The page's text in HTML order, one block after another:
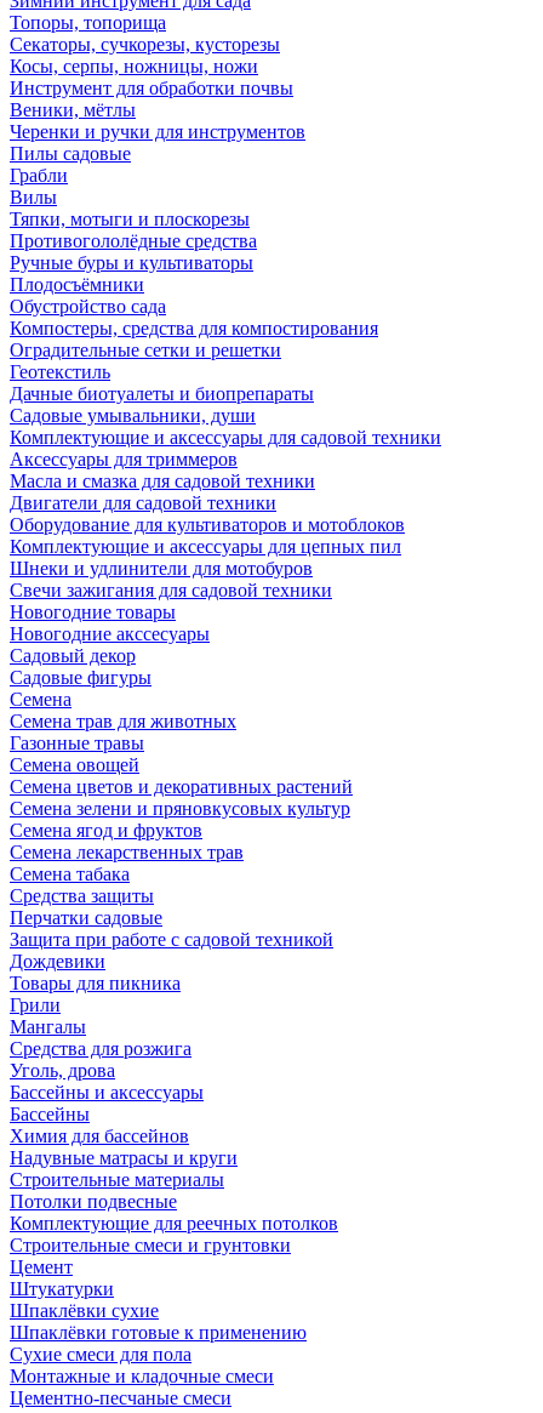
Топоры, топорища
Секаторы, сучкорезы, кусторезы
Косы, серпы, ножницы, ножи
Инструмент для обработки почвы
Веники, мётлы
Черенки и ручки для инструментов
Пилы садовые
Грабли
Вилы
Тяпки, мотыги и плоскорезы
Противогололёдные средства
Ручные буры и культиваторы
Плодосъёмники
Обустройство сада
Компостеры, средства для компостирования
Оградительные сетки и решетки
Геотекстиль
Дачные биотуалеты и биопрепараты
Садовые умывальники, души
Комплектующие и аксессуары для садовой техники
Аксессуары для триммеров
Масла и смазка для садовой техники
Двигатели для садовой техники
Оборудование для культиваторов и мотоблоков
Комплектующие и аксессуары для цепных пил
Шнеки и удлинители для мотобуров
Свечи зажигания для садовой техники
Новогодние товары
Новогодние акссесуары
Садовый декор
Садовые фигуры
Семена
Семена трав для животных
Газонные травы
Семена овощей
Семена цветов и декоративных растений
Семена зелени и пряновкусовых культур
Семена ягод и фруктов
Семена лекарственных трав
Семена табака
Средства защиты
Перчатки садовые
Защита при работе с садовой техникой
Дождевики
Товары для пикника
Грили
Мангалы
Средства для розжига
Уголь, дрова
Бассейны и аксессуары
Бассейны
Химия для бассейнов
Надувные матрасы и круги
Строительные материалы
Потолки подвесные
Комплектующие для реечных потолков
Строительные смеси и грунтовки
Цемент
Штукатурки
Шпаклёвки сухие
Шпаклёвки готовые к применению
Сухие смеси для пола
Монтажные и кладочные смеси
Цементно-песчаные смеси